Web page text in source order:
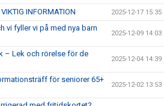
INFORMATION 2025-12-17 15:35
vi fyller vi på med nya barn
2025-12-09 14:03
– Lek och rörelse för de
2025-12-04 14:39
för seniorer 65+
2025-12-02 13:53